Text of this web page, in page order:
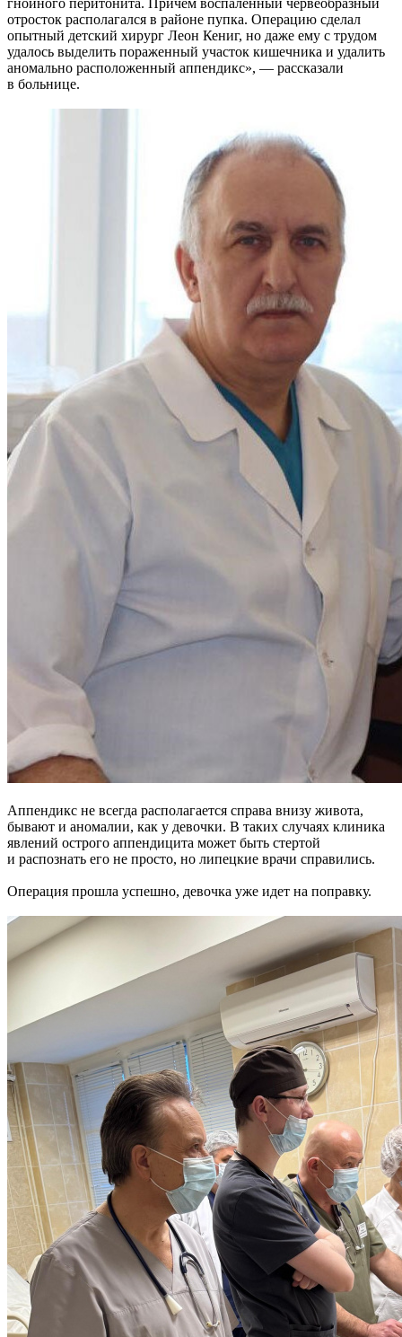
отросток располагался в районе пупка. Операцию сделал
опытный детский хирург Леон Кениг, но даже ему с трудом
удалось выделить пораженный участок кишечника и удалить
аномально расположенный аппендикс», — рассказали
в больнице.
Аппендикс не всегда располагается справа внизу живота,
бывают и аномалии, как у девочки. В таких случаях клиника
явлений острого аппендицита может быть стертой
и распознать его не просто, но липецкие врачи справились.
Операция прошла успешно, девочка уже идет на поправку.